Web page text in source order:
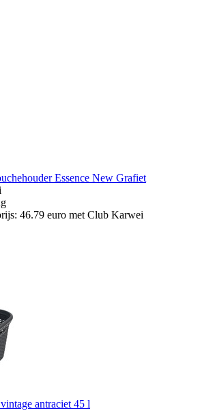
Essence New Grafiet
46.79 euro met Club Karwei
antraciet 45 l